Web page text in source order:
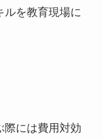
ルを教育現場に
には費用対効